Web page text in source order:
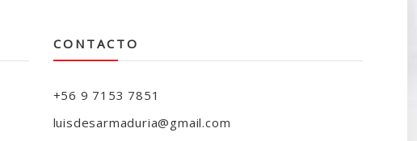
CONTACTO
+56 9 7153 7851
luisdesarmaduria@gmail.com